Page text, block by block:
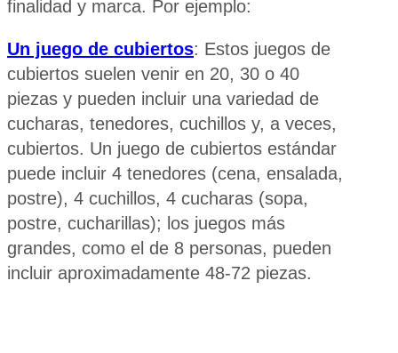
finalidad y marca. Por ejemplo:
Un juego de cubiertos: Estos juegos de
cubiertos suelen venir en 20, 30 o 40
piezas y pueden incluir una variedad de
cucharas, tenedores, cuchillos y, a veces,
cubiertos. Un juego de cubiertos estándar
puede incluir 4 tenedores (cena, ensalada,
postre), 4 cuchillos, 4 cucharas (sopa,
postre, cucharillas); los juegos más
grandes, como el de 8 personas, pueden
incluir aproximadamente 48-72 piezas.